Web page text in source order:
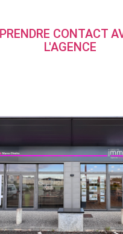
PRENDRE CONTACT
L'AGENCE